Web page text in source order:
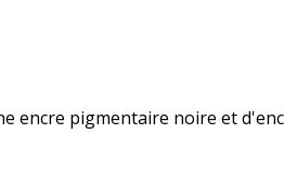
encre pigmentaire noire et